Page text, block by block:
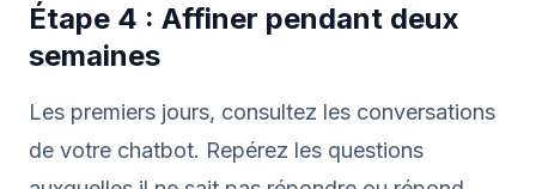
Étape 4 : Affiner pendant deux
semaines
Les premiers jours, consultez les conversations
de votre chatbot. Repérez les questions